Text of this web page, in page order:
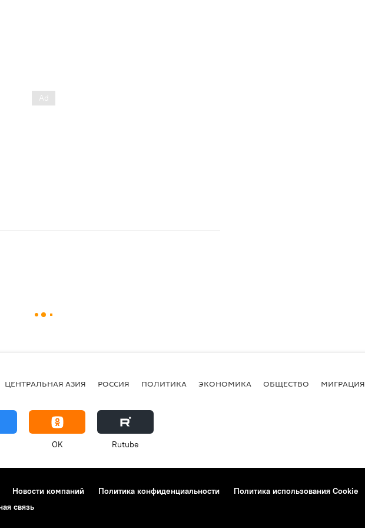
ЦЕНТРАЛЬНАЯ АЗИЯ РОССИЯ ПОЛИТИКА ЭКОНОМИКА ОБЩЕСТВО МИГРАЦИЯ
OK Rutube
Новости компаний Политика конфиденциальности
Политика использования Cookie
связь